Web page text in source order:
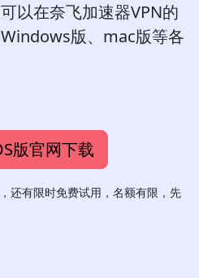
以在奈飞加速器VPN的
版、mac版等各
版官网下载
还有限时免费试用，名额有限，先